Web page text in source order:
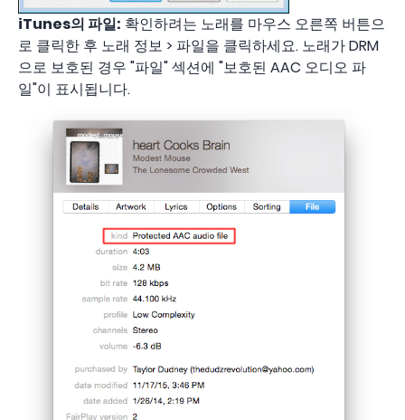
iTunes의 파일: 확인하려는 노래를 마우스 오른쪽 버튼으
로 클릭한 후 노래 정보 > 파일을 클릭하세요. 노래가 DRM
으로 보호된 경우 "파일" 섹션에 "보호된 AAC 오디오 파
일"이 표시됩니다.